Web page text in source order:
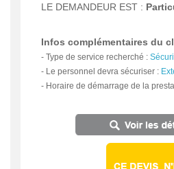
LE DEMANDEUR EST :
Infos complémentaires du
- Type de service recherché :
- Le personnel devra sécuriser :
- Horaire de démarrage de la